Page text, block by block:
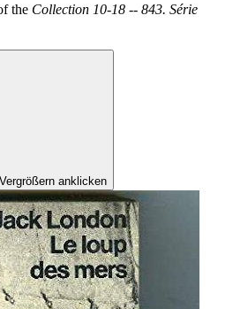
the Collection 10-18 -- 843. Série
anklicken